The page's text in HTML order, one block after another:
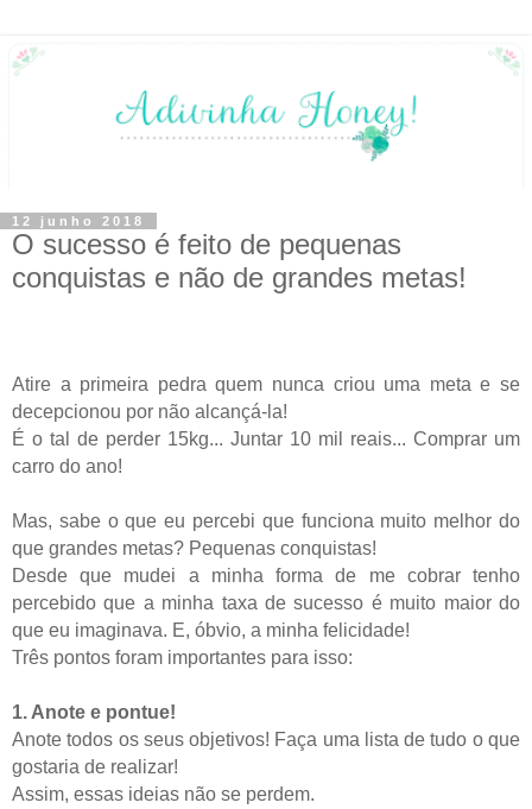
12 junho 2018
O sucesso é feito de pequenas
conquistas e não de grandes metas!
Atire a primeira pedra quem nunca criou uma meta e se
decepcionou por não alcançá-la!
É o tal de perder 15kg... Juntar 10 mil reais... Comprar um
carro do ano!
Mas, sabe o que eu percebi que funciona muito melhor do
que grandes metas? Pequenas conquistas!
Desde que mudei a minha forma de me cobrar tenho
percebido que a minha taxa de sucesso é muito maior do
que eu imaginava. E, óbvio, a minha felicidade!
Três pontos foram importantes para isso:
1. Anote e pontue!
Anote todos os seus objetivos! Faça uma lista de tudo o que
gostaria de realizar!
Assim, essas ideias não se perdem.